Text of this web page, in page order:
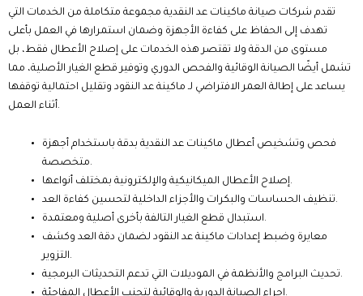
تقدم شركات صيانة ماكينات عد النقدية مجموعة متكاملة من الخدمات التي
تهدف إلى الحفاظ على كفاءة الأجهزة وضمان استمرارها في العمل بأعلى
مستوى من الدقة ولا تقتصر هذه الخدمات على إصلاح الأعطال فقط، بل
تشمل أيضًا الصيانة الوقائية والفحص الدوري وتوفير قطع الغيار الأصلية، مما
يساعد على إطالة العمر الافتراضي لـ ماكينة عد النقود وتقليل احتمالية توقفها
أثناء العمل.
فحص وتشخيص أعطال ماكينات عد النقدية بدقة باستخدام أجهزة
متخصصة.
إصلاح الأعطال الميكانيكية والإلكترونية بمختلف أنواعها.
تنظيف الحساسات والبكرات والأجزاء الداخلية لتحسين كفاءة العد.
استبدال قطع الغيار التالفة بأخرى أصلية ومعتمدة.
معايرة وضبط إعدادات ماكينة عد النقود لضمان دقة العد وكشف
التزوير.
تحديث البرامج والأنظمة في الموديلات التي تدعم التحديثات البرمجية.